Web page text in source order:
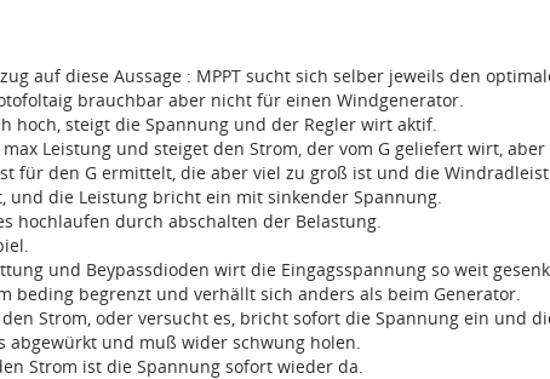
auf diese Aussage : MPPT sucht sich selber jeweils den
brauchbar aber nicht für einen Windgenerator.
hoch, steigt die Spannung und der Regler wirt aktif.
Leistung und steiget den Strom, der vom G geliefert wirt,
für den G ermittelt, die aber viel zu groß ist und die
und die Leistung bricht ein mit sinkender Spannung.
hochlaufen durch abschalten der Belastung.
und Beypassdioden wirt die Eingagsspannung so weit
beding begrenzt und verhällt sich anders als beim Generator.
Strom, oder versucht es, bricht sofort die Spannung ein und
abgewürkt und muß wider schwung holen.
Strom ist die Spannung sofort wieder da.